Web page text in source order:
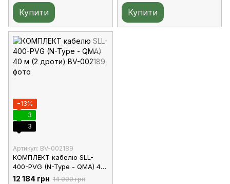
Купити Купити
−13%
3
3
Артикул: BV-002189
КОМПЛЕКТ кабелю SLL-
400-PVG (N-Type - QMA) 40
м (2 дроти)
12 184 грн 14 000 грн